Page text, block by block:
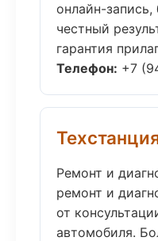
онлайн-
честный
гарантия
Телефон: +7
Ремонт и
ремонт и
от
автомобиля.